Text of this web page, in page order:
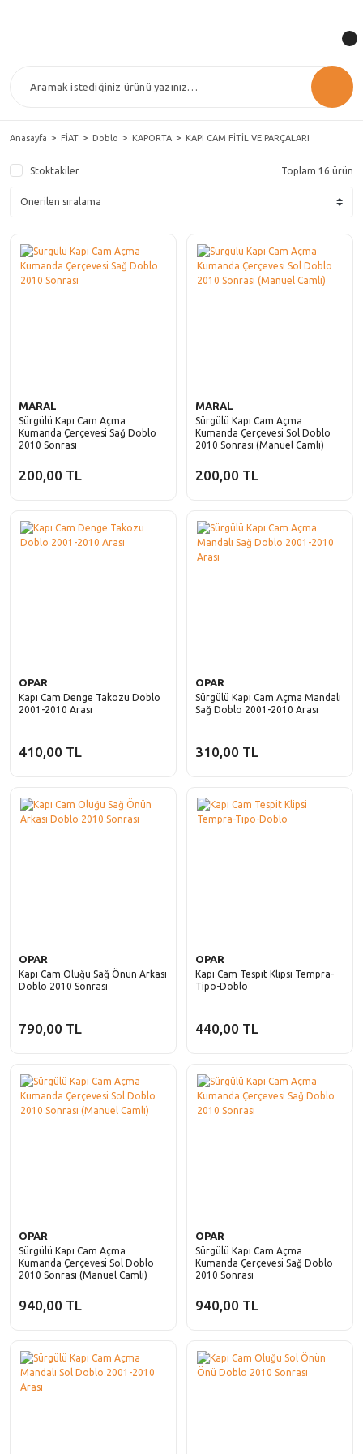
Anasayfa FİAT Doblo KAPORTA KAPI CAM FİTİL VE PARÇALARI
Stoktakiler Toplam 16 ürün
MARAL
Sürgülü Kapı Cam Açma
Kumanda Çerçevesi Sağ Doblo
2010 Sonrası
200,00 TL
MARAL
Sürgülü Kapı Cam Açma
Kumanda Çerçevesi Sol Doblo
2010 Sonrası (Manuel Camlı)
200,00 TL
OPAR
Kapı Cam Denge Takozu Doblo
2001-2010 Arası
410,00 TL
OPAR
Sürgülü Kapı Cam Açma Mandalı
Sağ Doblo 2001-2010 Arası
310,00 TL
OPAR
Kapı Cam Oluğu Sağ Önün Arkası
Doblo 2010 Sonrası
790,00 TL
OPAR
Kapı Cam Tespit Klipsi Tempra-
Tipo-Doblo
440,00 TL
OPAR
Sürgülü Kapı Cam Açma
Kumanda Çerçevesi Sol Doblo
2010 Sonrası (Manuel Camlı)
940,00 TL
OPAR
Sürgülü Kapı Cam Açma
Kumanda Çerçevesi Sağ Doblo
2010 Sonrası
940,00 TL